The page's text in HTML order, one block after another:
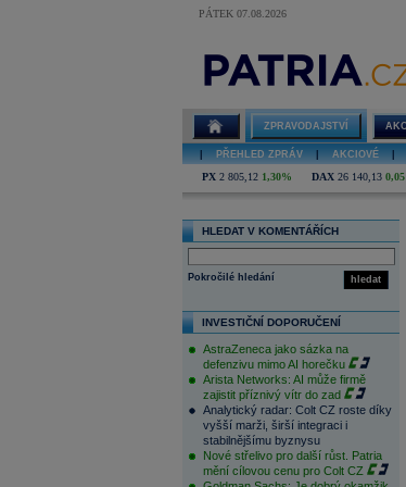
PÁTEK 07.08.2026
ZPRAVODAJSTVÍ
PŘEHLED ZPRÁV AKCIOVÉ
PX 2 805,12 1,30% DAX 26 140,13
HLEDAT V KOMENTÁŘÍCH
hledat
Pokročilé hledání
INVESTIČNÍ DOPORUČENÍ
AstraZeneca jako sázka na
defenzivu mimo AI horečku
Arista Networks: AI může firmě
zajistit příznivý vítr do zad
Analytický radar: Colt CZ roste díky
vyšší marži, širší integraci i
stabilnějšímu byznysu
Nové střelivo pro další růst. Patria
mění cílovou cenu pro Colt CZ